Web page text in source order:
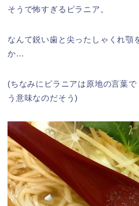
そうで怖すぎるピラニア。
なんて鋭い歯と尖ったしゃくれ顎
か…
(ちなみにピラニアは原地の言葉
う意味なのだそう)